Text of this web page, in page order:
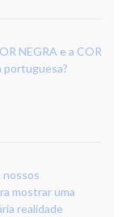
NEGRA e a COR
portuguesa?
nossos
mostrar uma
realidade